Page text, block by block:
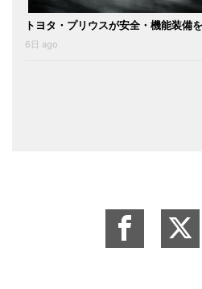
トヨタ・プリウスが安全・機能装備
6日 ago